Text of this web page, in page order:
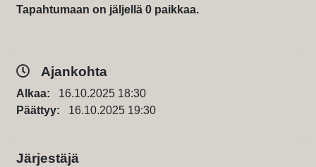
Tapahtumaan on jäljellä 0 paikkaa.
Ajankohta
Alkaa: 16.10.2025 18:30
Päättyy: 16.10.2025 19:30
Järjestäjä